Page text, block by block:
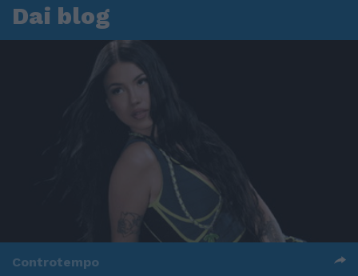
Dai blog
Controtempo